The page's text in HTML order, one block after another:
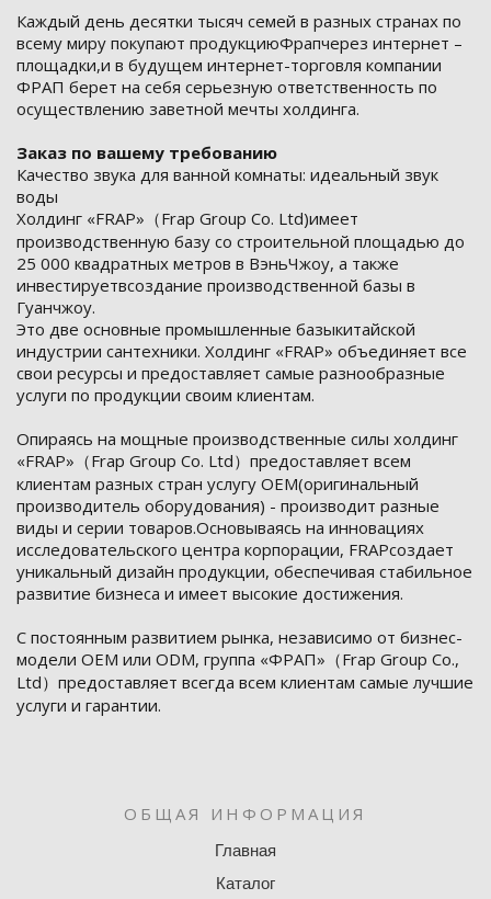
Каждый день десятки тысяч семей в разных странах по
всему миру покупают продукциюФрапчерез интернет –
площадки,и в будущем интернет-торговля компании
ФРАП берет на себя серьезную ответственность по
осуществлению заветной мечты холдинга.
Заказ по вашему требованию
Качество звука для ванной комнаты: идеальный звук
воды
Холдинг «FRAP»（Frap Group Со. Ltd)имеет
производственную базу со строительной площадью до
25 000 квадратных метров в ВэньЧжоу, а также
инвестируетвсоздание производственной базы в
Гуанчжоу.
Это две основные промышленные базыкитайской
индустрии сантехники. Холдинг «FRAP» объединяет все
свои ресурсы и предоставляет самые разнообразные
услуги по продукции своим клиентам.
Опираясь на мощные производственные силы холдинг
«FRAP»（Frap Group Со. Ltd）предоставляет всем
клиентам разных стран услугу OEM(оригинальный
производитель оборудования) - производит разные
виды и серии товаров.Основываясь на инновациях
исследовательского центра корпорации, FRAPсоздает
уникальный дизайн продукции, обеспечивая стабильное
развитие бизнеса и имеет высокие достижения.
С постоянным развитием рынка, независимо от бизнес-
модели OEM или ODM, группа «ФРАП»（Frap Group Со.,
Ltd）предоставляет всегда всем клиентам самые лучшие
услуги и гарантии.
ОБЩАЯ ИНФОРМАЦИЯ
Главная
Каталог